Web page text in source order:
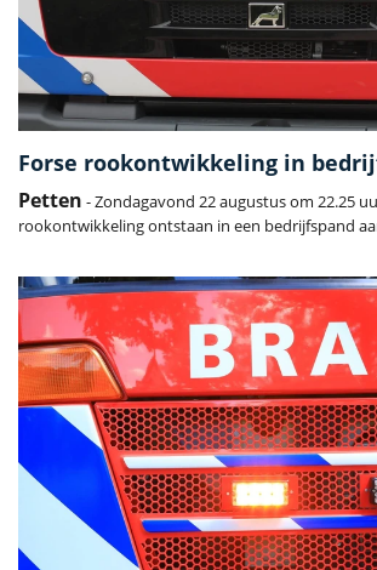
Forse rookontwikkeling in
Petten - Zondagavond 22 augustus om 22.25
rookontwikkeling ontstaan in een bedrijfspand